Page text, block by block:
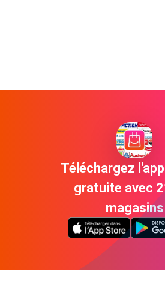
Téléchargez
gratuite avec
magasins